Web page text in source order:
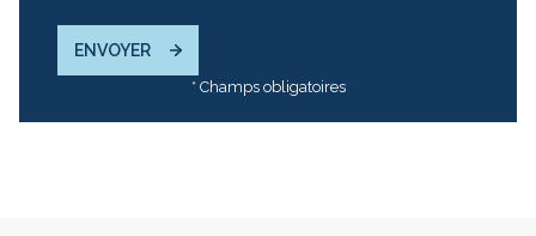
ENVOYER
* Champs obligatoires